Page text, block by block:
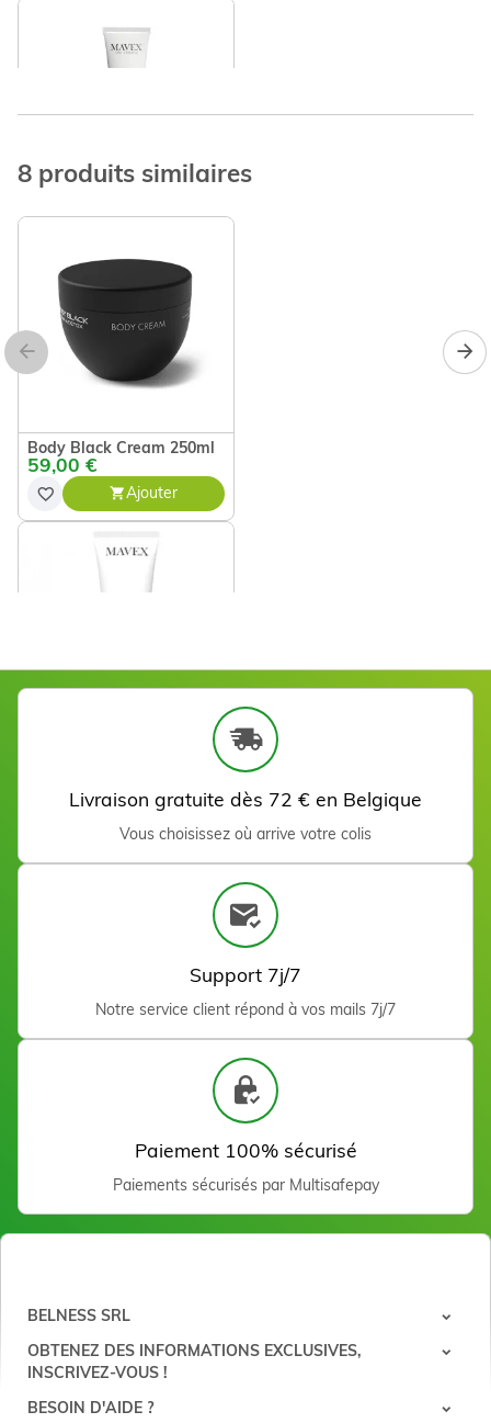
27,00 €
Ajouter
Rouleau Cellophane 10 cm
8 produits similaires
Body Black Cream 250ml
59,00 €
Ajouter
Peeling Exfoliating Cream
38,40 €
Ajouter
Cellulite Activator Serum
100 ml
Livraison gratuite dès 72 € en Belgique
Vous choisissez où arrive votre colis
Support 7j/7
Notre service client répond à vos mails 7j/7
Paiement 100% sécurisé
Paiements sécurisés par Multisafepay
BELNESS SRL
OBTENEZ DES INFORMATIONS EXCLUSIVES,
INSCRIVEZ-VOUS !
BESOIN D'AIDE ?